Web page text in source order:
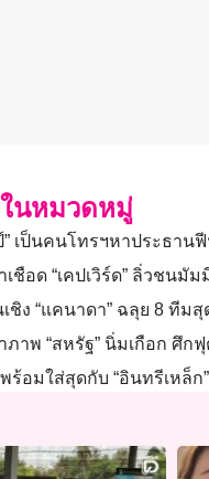
นหมวดหมู่
เป็นคนโทรฯหาประธาน
เชือด “เคปเวิร์ด” ลิ่วชนมั
เชิง “แคนาดา” ฉลุย 8 ทีม
าภาพ “สหรัฐ” นิ่มเกือก ศึก
ร้อมใส่สุดกับ “อินทรีเหล็